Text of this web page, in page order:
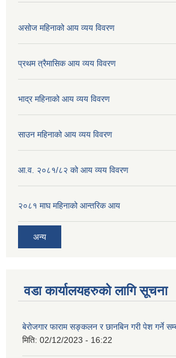
असोज महिनाको आय व्यय विवरण
प्रथम त्रैमासिक आय व्यय विवरण
भाद्र महिनाको आय व्यय विवरण
साउन महिनाको आय व्यय विवरण
आ.व. २०८१/८२ को आय व्यय विवरण
२०८१ माघ महिनाको आन्तरिक आय
अन्य
वडा कार्यालयहरुको लागि सूचना
बेरोजगार फाराम सङ्कलन र छानबिन गरी पेश गर्ने
मिति: 02/12/2023 - 16:22